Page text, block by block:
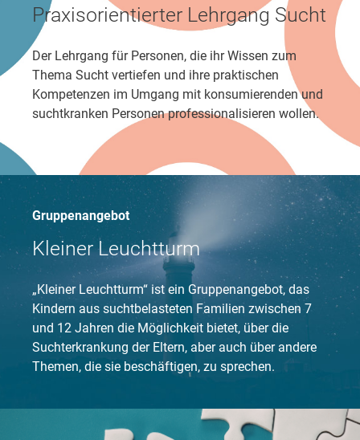
Praxisorientierter Lehrgang Sucht
Der Lehrgang für Personen, die ihr Wissen zum
Thema Sucht vertiefen und ihre praktischen
Kompetenzen im Umgang mit konsumierenden und
suchtkranken Personen professionalisieren wollen.
Gruppenangebot
Kleiner Leuchtturm
„Kleiner Leuchtturm“ ist ein Gruppenangebot, das
Kindern aus suchtbelasteten Familien zwischen 7
und 12 Jahren die Möglichkeit bietet, über die
Suchterkrankung der Eltern, aber auch über andere
Themen, die sie beschäftigen, zu sprechen.